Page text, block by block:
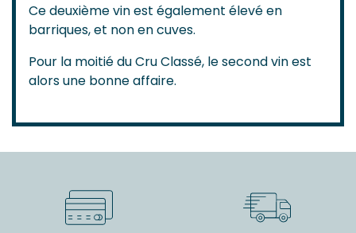
Ce deuxième vin est également élevé en
barriques, et non en cuves.
Pour la moitié du Cru Classé, le second vin est
alors une bonne affaire.